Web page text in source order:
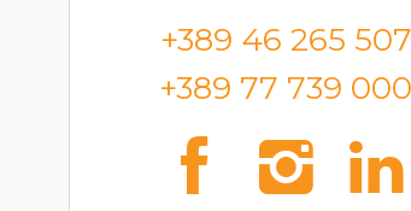
+389 46 265 507
+389 77 739 000